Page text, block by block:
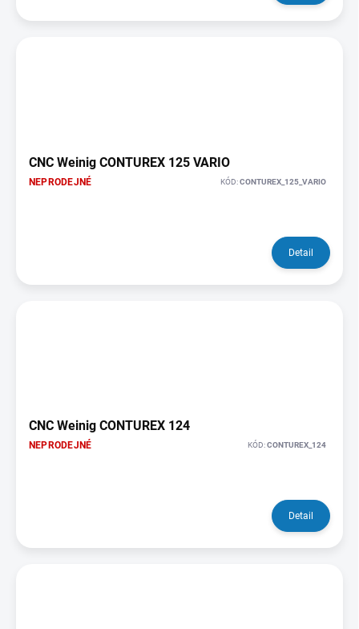
CNC Weinig CONTUREX 125 VARIO
NEPRODEJNÉ KÓD:CONTUREX_125_VARIO
Detail
CNC Weinig CONTUREX 124
NEPRODEJNÉ KÓD:CONTUREX_124
Detail